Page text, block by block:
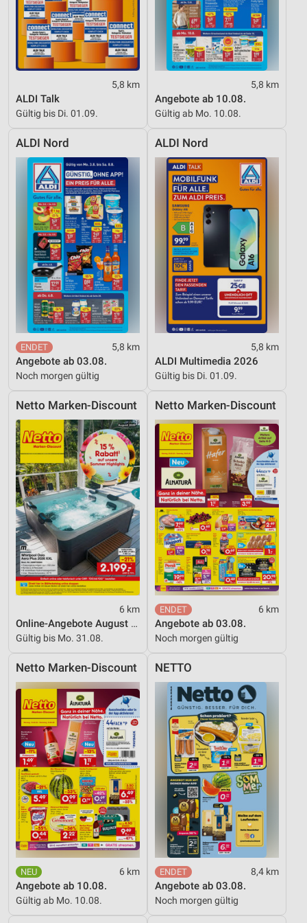
5,8 km
ALDI Talk
Gültig bis Di. 01.09.
5,8 km
Angebote ab 10.08.
Gültig ab Mo. 10.08.
ALDI Nord
5,8 km
Angebote ab 03.08.
Noch morgen gültig
ALDI Nord
5,8 km
ALDI Multimedia 2026
Gültig bis Di. 01.09.
Netto Marken-Discount
6 km
Online-Angebote August 2026
Gültig bis Mo. 31.08.
Netto Marken-Discount
6 km
Angebote ab 03.08.
Noch morgen gültig
Netto Marken-Discount
6 km
Angebote ab 10.08.
Gültig ab Mo. 10.08.
NETTO
8,4 km
Angebote ab 03.08.
Noch morgen gültig
Performance
Funktional
Werbung